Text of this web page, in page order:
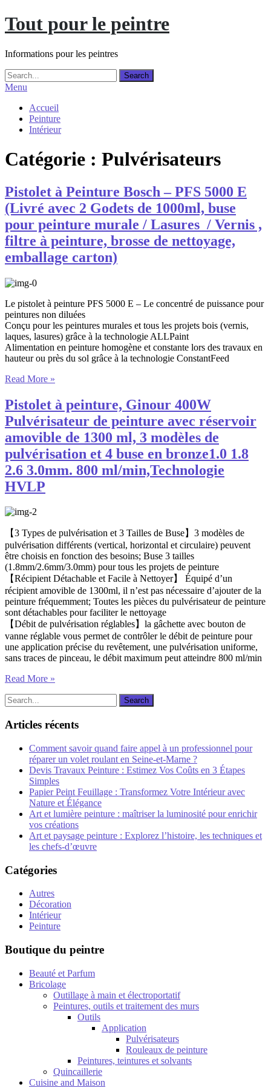
Skip
to
Tout pour le peintre
Informations pour les peintres
Menu
Accueil
Peinture
Intérieur
Catégorie : Pulvérisateurs
Pistolet à Peinture Bosch – PFS 5000 E
(Livré avec 2 Godets de 1000ml, buse
pour peinture murale / Lasures / Vernis ,
filtre à peinture, brosse de nettoyage,
emballage carton)
Le pistolet à peinture PFS 5000 E – Le concentré de puissance pour
peintures non diluées
Conçu pour les peintures murales et tous les projets bois (vernis,
laques, lasures) grâce à la technologie ALLPaint
Alimentation en peinture homogène et constante lors des travaux en
hauteur ou près du sol grâce à la technologie ConstantFeed
Read More »
Pistolet à peinture, Ginour 400W
Pulvérisateur de peinture avec réservoir
amovible de 1300 ml, 3 modèles de
pulvérisation et 4 buse en bronze1.0 1.8
2.6 3.0mm. 800 ml/min,Technologie
HVLP
【3 Types de pulvérisation et 3 Tailles de Buse】3 modèles de
pulvérisation différents (vertical, horizontal et circulaire) peuvent
être choisis en fonction des besoins; Buse 3 tailles
(1.8mm/2.6mm/3.0mm) pour tous les projets de peinture
【Récipient Détachable et Facile à Nettoyer】 Équipé d’un
récipient amovible de 1300ml, il n’est pas nécessaire d’ajouter de la
peinture fréquemment; Toutes les pièces du pulvérisateur de peinture
sont détachables pour faciliter le nettoyage
【Débit de pulvérisation réglables】la gâchette avec bouton de
vanne réglable vous permet de contrôler le débit de peinture pour
une application précise du revêtement, une pulvérisation uniforme,
sans traces de pinceau, le débit maximum peut atteindre 800 ml/min
Read More »
Articles récents
Comment savoir quand faire appel à un professionnel pour
réparer un volet roulant en Seine-et-Marne ?
Devis Travaux Peinture : Estimez Vos Coûts en 3 Étapes
Simples
Papier Peint Feuillage : Transformez Votre Intérieur avec
Nature et Élégance
Art et lumière peinture : maîtriser la luminosité pour enrichir
vos créations
Art et paysage peinture : Explorez l’histoire, les techniques et
les chefs-d’œuvre
Catégories
Autres
Décoration
Intérieur
Peinture
Boutique du peintre
Beauté et Parfum
Bricolage
Outillage à main et électroportatif
Peintures, outils et traitement des murs
Outils
Application
Pulvérisateurs
Rouleaux de peinture
Peintures, teintures et solvants
Quincaillerie
Cuisine and Maison